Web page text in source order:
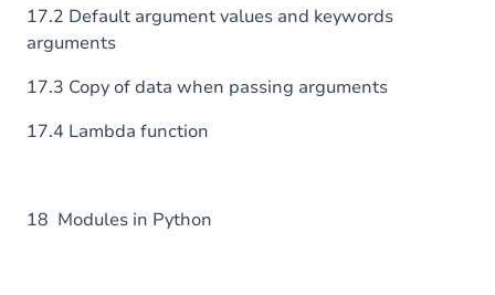
17.2 Default argument values and keywords
arguments
17.3 Copy of data when passing arguments
17.4 Lambda function
18 Modules in Python